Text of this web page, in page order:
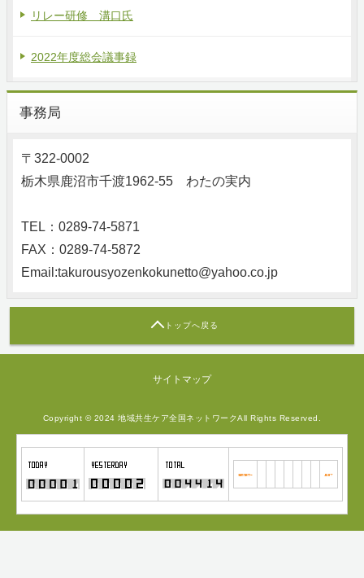
リレー研修 溝口氏
2022年度総会議事録
事務局
〒322-0002
栃木県鹿沼市千渡1962-55 わたの実内
TEL：0289‐74‐5871
FAX：0289-74-5872
Email:takurousyozenkokunetto@yahoo.co.jp
トップへ戻る
サイトマップ
Copyright © 2024 地域共生ケア全国ネットワークAll Rights Reserved.